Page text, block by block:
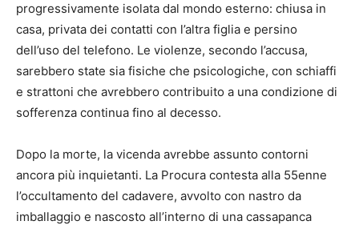
progressivamente isolata dal mondo esterno: chiusa in
casa, privata dei contatti con l’altra figlia e persino
dell’uso del telefono. Le violenze, secondo l’accusa,
sarebbero state sia fisiche che psicologiche, con schiaffi
e strattoni che avrebbero contribuito a una condizione di
sofferenza continua fino al decesso.
Dopo la morte, la vicenda avrebbe assunto contorni
ancora più inquietanti. La Procura contesta alla 55enne
l’occultamento del cadavere, avvolto con nastro da
imballaggio e nascosto all’interno di una cassapanca